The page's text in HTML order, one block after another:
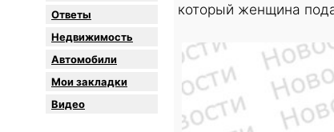
Oтветы
Недвижимость
Автомобили
Мои закладки
Видео
который женщина